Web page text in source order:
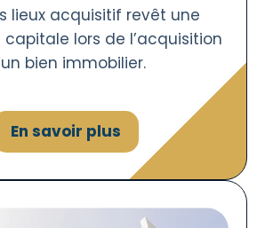
lieux acquisitif revêt une
lors de l’acquisition
bien immobilier.
En savoir plus